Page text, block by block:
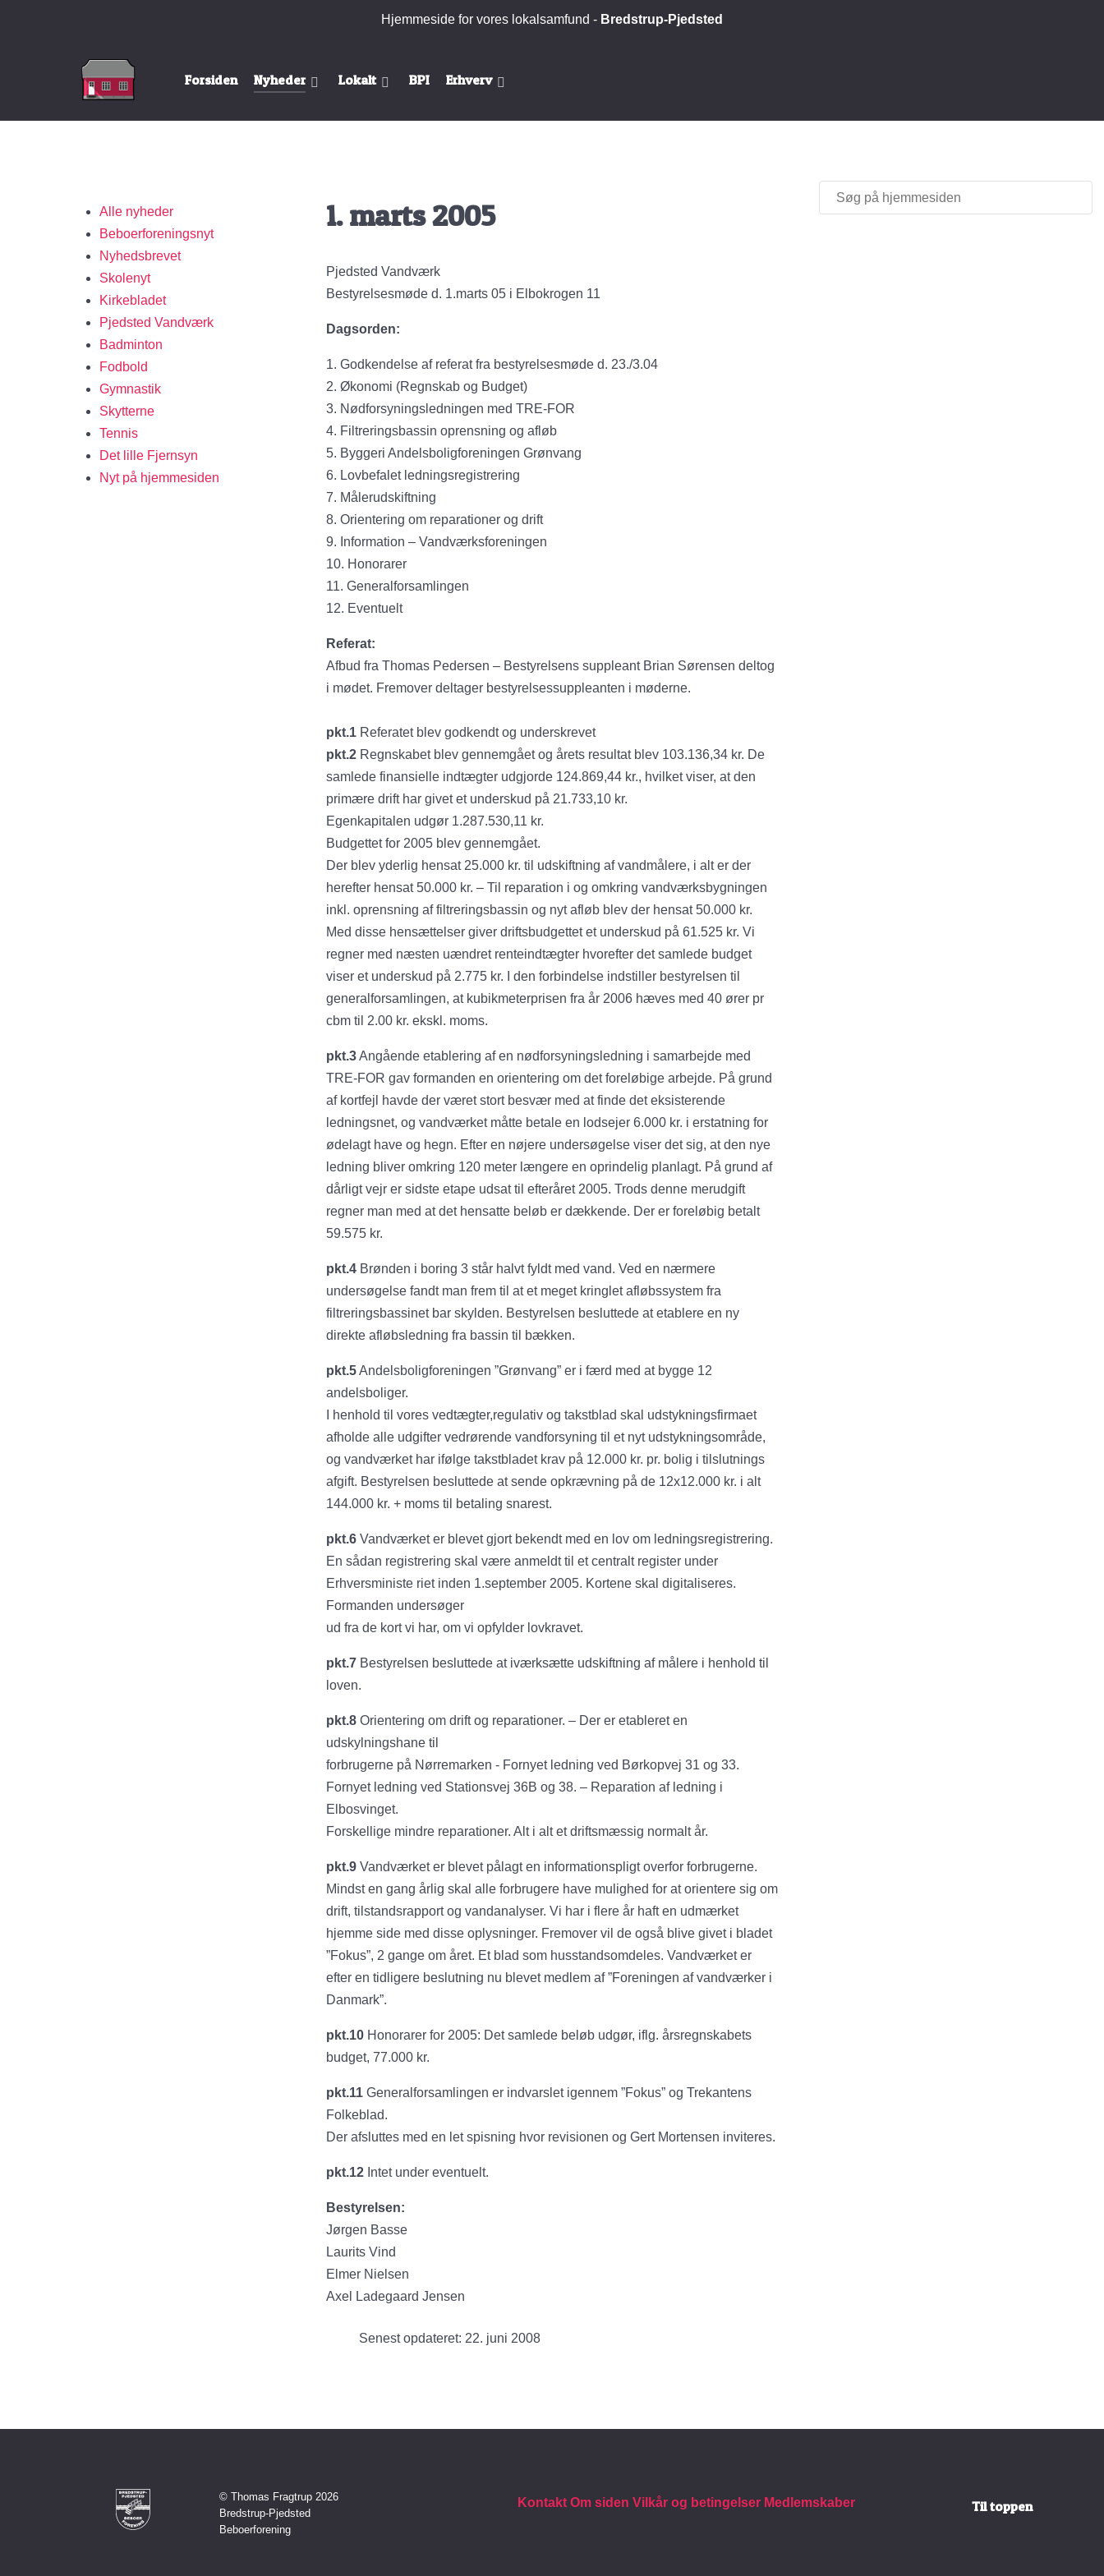
Hjemmeside for vores lokalsamfund - Bredstrup-Pjedsted
Forsiden Nyheder Lokalt BPI Erhverv
Alle nyheder
Beboerforeningsnyt
Nyhedsbrevet
Skolenyt
Kirkebladet
Pjedsted Vandværk
Badminton
Fodbold
Gymnastik
Skytterne
Tennis
Det lille Fjernsyn
Nyt på hjemmesiden
1. marts 2005
Pjedsted Vandværk
Bestyrelsesmøde d. 1.marts 05 i Elbokrogen 11
Dagsorden:
1. Godkendelse af referat fra bestyrelsesmøde d. 23./3.04
2. Økonomi (Regnskab og Budget)
3. Nødforsyningsledningen med TRE-FOR
4. Filtreringsbassin oprensning og afløb
5. Byggeri Andelsboligforeningen Grønvang
6. Lovbefalet ledningsregistrering
7. Målerudskiftning
8. Orientering om reparationer og drift
9. Information – Vandværksforeningen
10. Honorarer
11. Generalforsamlingen
12. Eventuelt
Referat:
Afbud fra Thomas Pedersen – Bestyrelsens suppleant Brian Sørensen deltog
i mødet. Fremover deltager bestyrelsessuppleanten i møderne.
pkt.1 Referatet blev godkendt og underskrevet
pkt.2 Regnskabet blev gennemgået og årets resultat blev 103.136,34 kr. De
samlede finansielle indtægter udgjorde 124.869,44 kr., hvilket viser, at den
primære drift har givet et underskud på 21.733,10 kr.
Egenkapitalen udgør 1.287.530,11 kr.
Budgettet for 2005 blev gennemgået.
Der blev yderlig hensat 25.000 kr. til udskiftning af vandmålere, i alt er der
herefter hensat 50.000 kr. – Til reparation i og omkring vandværksbygningen
inkl. oprensning af filtreringsbassin og nyt afløb blev der hensat 50.000 kr.
Med disse hensættelser giver driftsbudgettet et underskud på 61.525 kr. Vi
regner med næsten uændret renteindtægter hvorefter det samlede budget
viser et underskud på 2.775 kr. I den forbindelse indstiller bestyrelsen til
generalforsamlingen, at kubikmeterprisen fra år 2006 hæves med 40 ører pr
cbm til 2.00 kr. ekskl. moms.
pkt.3Angående etablering af en nødforsyningsledning i samarbejde med
TRE-FOR gav formanden en orientering om det foreløbige arbejde. På grund
af kortfejl havde der været stort besvær med at finde det eksisterende
ledningsnet, og vandværket måtte betale en lodsejer 6.000 kr. i erstatning for
ødelagt have og hegn. Efter en nøjere undersøgelse viser det sig, at den nye
ledning bliver omkring 120 meter længere en oprindelig planlagt. På grund af
dårligt vejr er sidste etape udsat til efteråret 2005. Trods denne merudgift
regner man med at det hensatte beløb er dækkende. Der er foreløbig betalt
59.575 kr.
pkt.4 Brønden i boring 3 står halvt fyldt med vand. Ved en nærmere
undersøgelse fandt man frem til at et meget kringlet afløbssystem fra
filtreringsbassinet bar skylden. Bestyrelsen besluttede at etablere en ny
direkte afløbsledning fra bassin til bækken.
pkt.5Andelsboligforeningen ”Grønvang” er i færd med at bygge 12
andelsboliger.
I henhold til vores vedtægter,regulativ og takstblad skal udstykningsfirmaet
afholde alle udgifter vedrørende vandforsyning til et nyt udstykningsområde,
og vandværket har ifølge takstbladet krav på 12.000 kr. pr. bolig i tilslutnings
afgift. Bestyrelsen besluttede at sende opkrævning på de 12x12.000 kr. i alt
144.000 kr. + moms til betaling snarest.
pkt.6 Vandværket er blevet gjort bekendt med en lov om ledningsregistrering.
En sådan registrering skal være anmeldt til et centralt register under
Erhversministe riet inden 1.september 2005. Kortene skal digitaliseres.
Formanden undersøger
ud fra de kort vi har, om vi opfylder lovkravet.
pkt.7 Bestyrelsen besluttede at iværksætte udskiftning af målere i henhold til
loven.
pkt.8 Orientering om drift og reparationer. – Der er etableret en
udskylningshane til
forbrugerne på Nørremarken - Fornyet ledning ved Børkopvej 31 og 33.
Fornyet ledning ved Stationsvej 36B og 38. – Reparation af ledning i
Elbosvinget.
Forskellige mindre reparationer. Alt i alt et driftsmæssig normalt år.
pkt.9 Vandværket er blevet pålagt en informationspligt overfor forbrugerne.
Mindst en gang årlig skal alle forbrugere have mulighed for at orientere sig om
drift, tilstandsrapport og vandanalyser. Vi har i flere år haft en udmærket
hjemme side med disse oplysninger. Fremover vil de også blive givet i bladet
”Fokus”, 2 gange om året. Et blad som husstandsomdeles. Vandværket er
efter en tidligere beslutning nu blevet medlem af ”Foreningen af vandværker i
Danmark”.
pkt.10 Honorarer for 2005: Det samlede beløb udgør, iflg. årsregnskabets
budget, 77.000 kr.
pkt.11 Generalforsamlingen er indvarslet igennem ”Fokus” og Trekantens
Folkeblad.
Der afsluttes med en let spisning hvor revisionen og Gert Mortensen inviteres.
pkt.12 Intet under eventuelt.
Bestyrelsen:
Jørgen Basse
Laurits Vind
Elmer Nielsen
Axel Ladegaard Jensen
Senest opdateret: 22. juni 2008
© Thomas Fragtrup 2026
Bredstrup-Pjedsted
Beboerforening
Kontakt Om siden Vilkår og betingelser Medlemskaber Til toppen